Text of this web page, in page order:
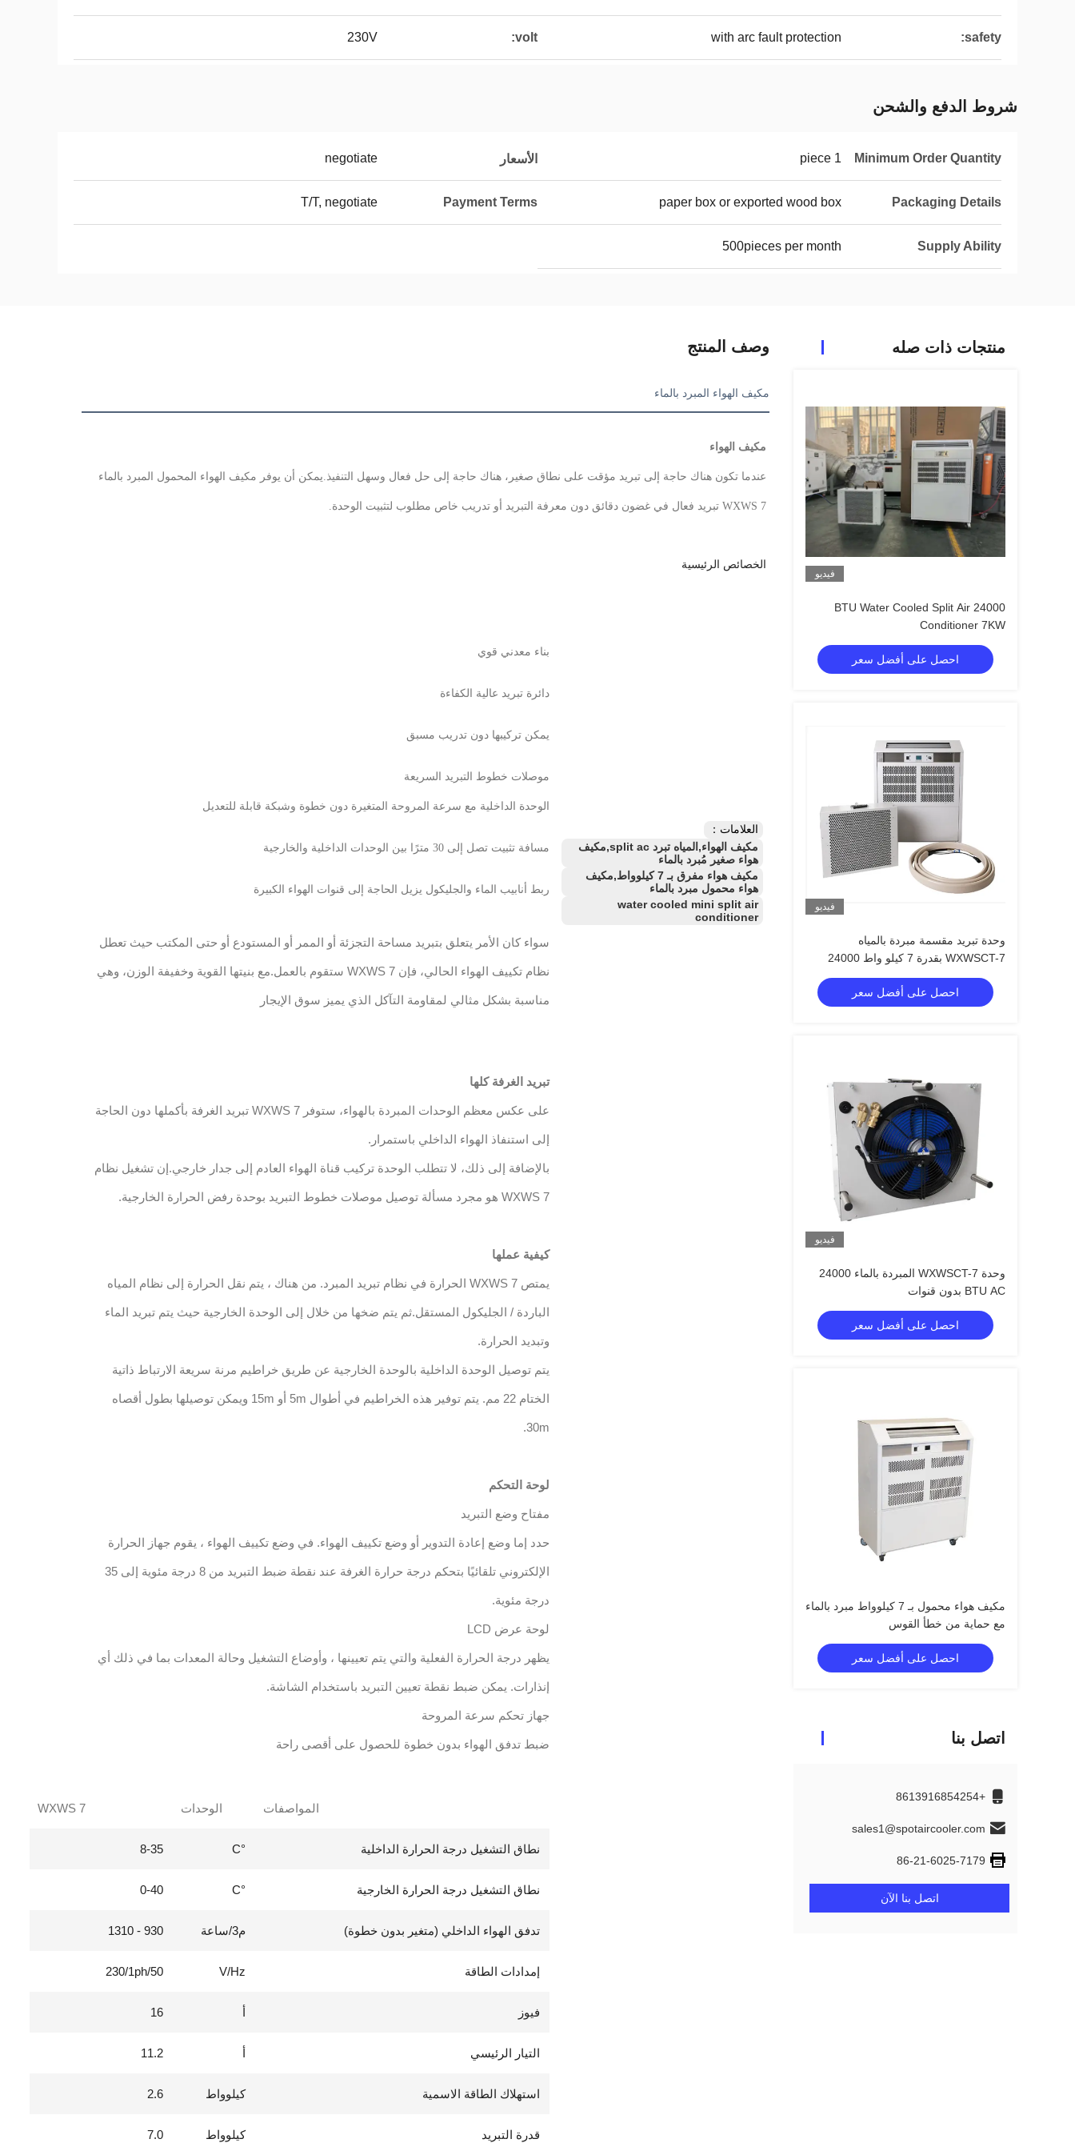
safety:
with arc fault protection
volt:
230V
شروط الدفع والشحن
Minimum Order Quantity
1 piece الأسعار negotiate
Packaging Details
paper box or exported wood box
Payment Terms
T/T, negotiate
Supply Ability
500pieces per month
منتجات ذات صله
فيديو
24000 BTU Water Cooled Split Air
Conditioner 7KW
احصل على أفضل سعر
فيديو
وحدة تبريد مقسمة مبردة بالمياه
WXWSCT-7 بقدرة 7 كيلو واط 24000
وحدة حرارية بريطانية بدون مجرى
احصل على أفضل سعر
فيديو
وحدة WXWSCT-7 المبردة بالماء 24000
BTU AC بدون قنوات
احصل على أفضل سعر
مكيف هواء محمول بـ 7 كيلوواط مبرد بالماء
مع حماية من خطأ القوس
احصل على أفضل سعر
اتصل بنا
+8613916854254
sales1@spotaircooler.com
86-21-6025-7179
اتصل بنا الآن
وصف المنتج
مكيف الهواء المبرد بالماء
مكيف الهواء
عندما تكون هناك حاجة إلى تبريد مؤقت على نطاق صغير، هناك حاجة إلى حل فعال وسهل التنفيذ.يمكن أن يوفر مكيف الهواء المحمول المبرد بالماء
WXWS 7 تبريد فعال في غضون دقائق دون معرفة التبريد أو تدريب خاص مطلوب لتثبيت الوحدة.
الخصائص الرئيسية
بناء معدني قوي
دائرة تبريد عالية الكفاءة
يمكن تركيبها دون تدريب مسبق
موصلات خطوط التبريد السريعة
الوحدة الداخلية مع سرعة المروحة المتغيرة دون خطوة وشبكة قابلة للتعديل
مسافة تثبيت تصل إلى 30 مترًا بين الوحدات الداخلية والخارجية
ربط أنابيب الماء والجليكول يزيل الحاجة إلى قنوات الهواء الكبيرة
سواء كان الأمر يتعلق بتبريد مساحة التجزئة أو الممر أو المستودع أو حتى المكتب حيث تعطل
نظام تكييف الهواء الحالي، فإن WXWS 7 ستقوم بالعمل.مع بنيتها القوية وخفيفة الوزن، وهي
مناسبة بشكل مثالي لمقاومة التآكل الذي يميز سوق الإيجار
تبريد الغرفة كلها
على عكس معظم الوحدات المبردة بالهواء، ستوفر WXWS 7 تبريد الغرفة بأكملها دون الحاجة
إلى استنفاذ الهواء الداخلي باستمرار.
بالإضافة إلى ذلك، لا تتطلب الوحدة تركيب قناة الهواء العادم إلى جدار خارجي.إن تشغيل نظام
WXWS 7 هو مجرد مسألة توصيل موصلات خطوط التبريد بوحدة رفض الحرارة الخارجية.
كيفية عملها
يمتص WXWS 7 الحرارة في نظام تبريد المبرد. من هناك ، يتم نقل الحرارة إلى نظام المياه
الباردة / الجليكول المستقل.ثم يتم ضخها من خلال إلى الوحدة الخارجية حيث يتم تبريد الماء
وتبديد الحرارة.
يتم توصيل الوحدة الداخلية بالوحدة الخارجية عن طريق خراطيم مرنة سريعة الارتباط ذاتية
الختام 22 مم. يتم توفير هذه الخراطيم في أطوال 5m أو 15m ويمكن توصيلها بطول أقصاه
30m.
لوحة التحكم
مفتاح وضع التبريد
حدد إما وضع إعادة التدوير أو وضع تكييف الهواء. في وضع تكييف الهواء ، يقوم جهاز الحرارة
الإلكتروني تلقائيًا بتحكم درجة حرارة الغرفة عند نقطة ضبط التبريد من 8 درجة مئوية إلى 35
درجة مئوية.
لوحة عرض LCD
يظهر درجة الحرارة الفعلية والتي يتم تعيينها ، وأوضاع التشغيل وحالة المعدات بما في ذلك أي
إنذارات. يمكن ضبط نقطة تعيين التبريد باستخدام الشاشة.
جهاز تحكم سرعة المروحة
ضبط تدفق الهواء بدون خطوة للحصول على أقصى راحة
المواصفات الوحدات WXWS 7
نطاق التشغيل درجة الحرارة الداخلية °C
8-35
نطاق التشغيل درجة الحرارة الخارجية °C
0-40
تدفق الهواء الداخلي (متغير بدون خطوة) م3/ساعة 930 - 1310
إمدادات الطاقة V/Hz
230/1ph/50
فيوز أ 16
التيار الرئيسي أ 11.2
استهلاك الطاقة الاسمية كيلوواط 2.6
قدرة التبريد كيلوواط 7.0
العلامات：
مكيف الهواء,المياه تبرد split ac,مكيف
هواء صغير مُبرد بالماء
مكيف هواء مفرق بـ 7 كيلوواط,مكيف
هواء محمول مبرد بالماء
water cooled mini split air
conditioner